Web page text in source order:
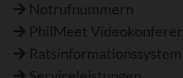
Notrufnummern
PhilMeet
Ratsinformationssystem